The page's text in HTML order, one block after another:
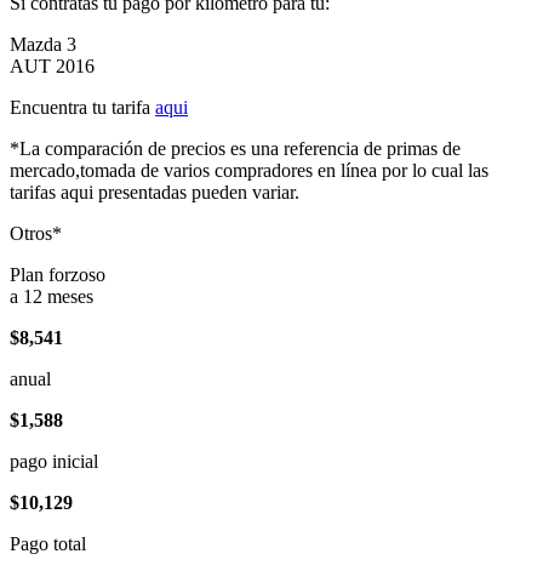
Mazda 3
AUT 2016
Encuentra tu tarifa aqui
*La comparación de precios es una referencia de primas de
mercado,tomada de varios compradores en línea por lo cual las
tarifas aqui presentadas pueden variar.
Otros*
Plan forzoso
a 12 meses
$8,541
anual
$1,588
pago inicial
$10,129
Pago total